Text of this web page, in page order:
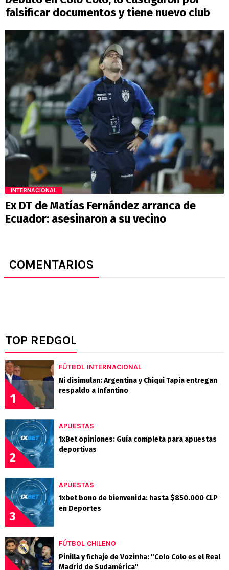
falsificar documentos y tiene nuevo club
INTERNACIONAL
Ex DT de Matías Fernández arranca de
Ecuador: asesinaron a su vecino
COMENTARIOS
TOP REDGOL
1
FÚTBOL INTERNACIONAL
Ni disimulan: Argentina y Chiqui Tapia entregan
respaldo a Infantino
2
APUESTAS
1xBet opiniones: Guía completa para apuestas
deportivas
3
APUESTAS
1xbet bono de bienvenida: hasta $850.000 CLP
en Deportes
FÚTBOL CHILENO
Pinilla y fichaje de Vozinha: "Colo Colo es el Real
Madrid de Sudamérica"